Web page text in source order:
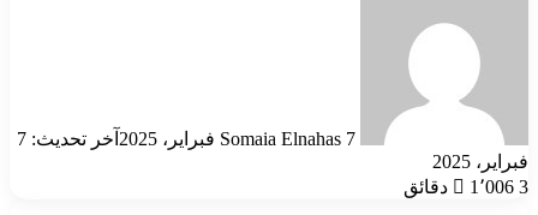
Somaia Elnahas 7 فبراير، 2025
آخر تحديث: 7
فبراير، 2025
1٬006 3 دقائق